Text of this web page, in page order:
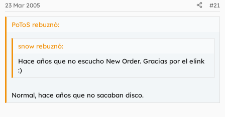
23 Mar 2005 #21
PoToS rebuznó:
snow rebuznó:
Hace años que no escucho New Order. Gracias por el elink
:)
Normal, hace años que no sacaban disco.